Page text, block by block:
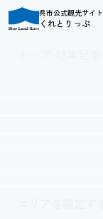
呉市公式観光サイト
くれとりっぷ